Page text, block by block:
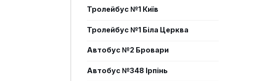
Тролейбус №1 Київ
Тролейбус №1 Біла Церква
Автобус №2 Бровари
Автобус №348 Ірпінь